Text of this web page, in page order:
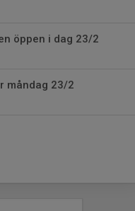
öppen i dag 23/2
måndag 23/2